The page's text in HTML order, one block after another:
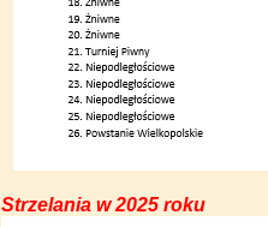
Strzelania w 2025 roku